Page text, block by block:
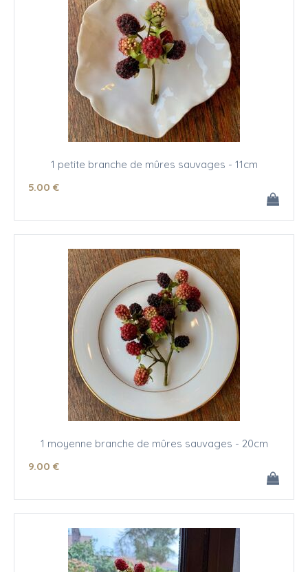
1 petite branche de mûres sauvages - 11cm
5.00 €
1 moyenne branche de mûres sauvages - 20cm
9.00 €